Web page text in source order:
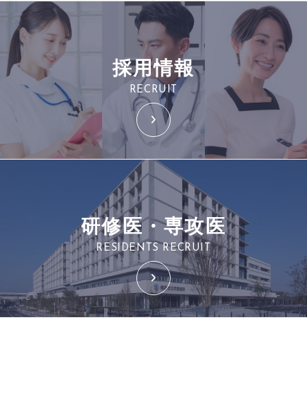
採用情報
RECRUIT
研修医・専攻医
RESIDENTS RECRUIT